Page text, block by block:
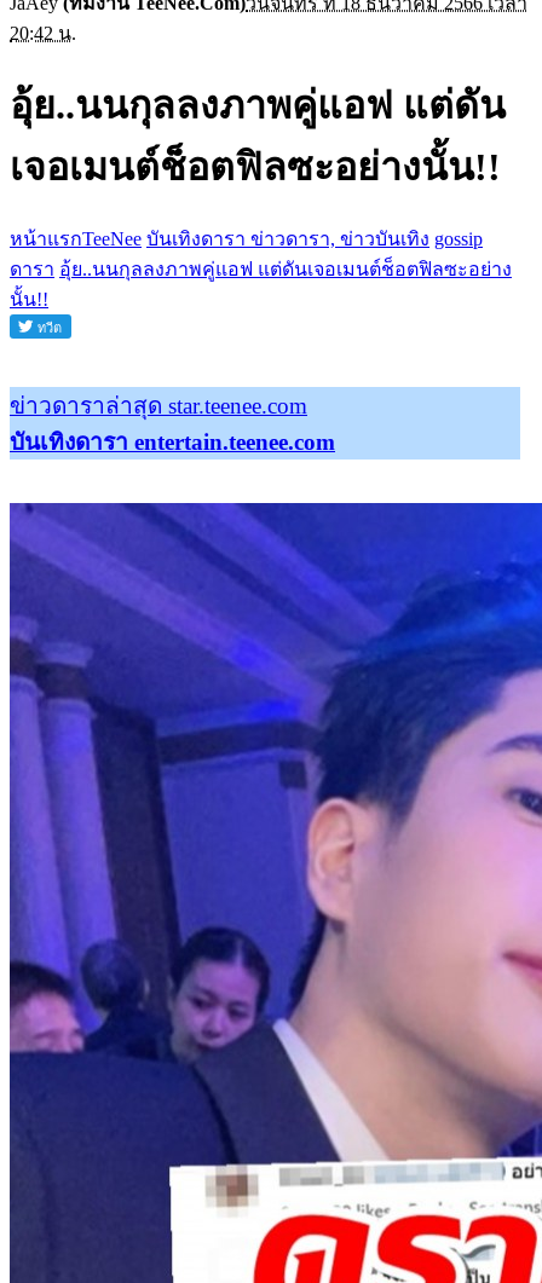
20:42 น.
อุ้ย..นนกุลลงภาพคู่แอฟ แต่ดัน
เจอเมนต์ช็อตฟิลซะอย่างนั้น!!
หน้าแรกTeeNee บันเทิงดารา ข่าวดารา, ข่าวบันเทิง gossip
ดารา อุ้ย..นนกุลลงภาพคู่แอฟ แต่ดันเจอเมนต์ช็อตฟิลซะอย่าง
นั้น!!
ข่าวดาราล่าสุด star.teenee.com
บันเทิงดารา entertain.teenee.com